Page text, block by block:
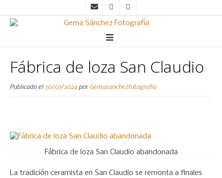
Fábrica de loza San Claudio
Publicado el30/07/2024 porGemasanchezfotografia
Fábrica de loza San Claudio abandonada
La tradición ceramista en San Claudio se remonta a finales